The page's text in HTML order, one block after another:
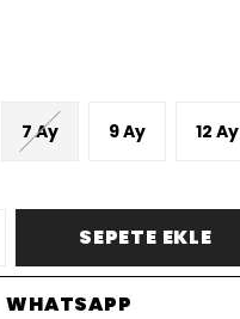
7 Ay 9 Ay 12 Ay
SEPETE EKLE
WHATSAPP